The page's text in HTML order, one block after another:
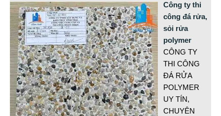
Công ty thi
công đá rửa,
sỏi rửa
polymer
CÔNG TY
THI CÔNG
ĐÁ RỬA
POLYMER
UY TÍN,
CHUYÊN